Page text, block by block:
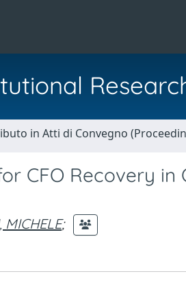
in Atti di Convegno
CFO Recovery in
MICHELE;